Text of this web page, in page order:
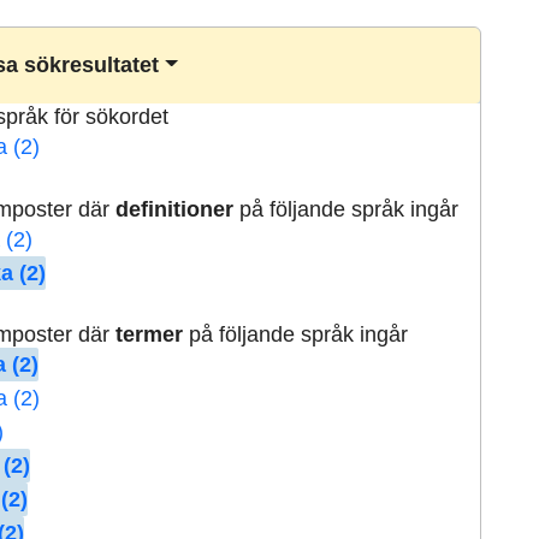
sökresultatet
för sökordet
(2)
därdefinitioner på följande språk ingår
(2)
(2)
därtermer på följande språk ingår
(2)
(2)